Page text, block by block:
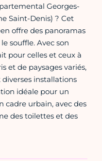
Georges-
Saint-Denis) ? Cet
offre des panoramas
souffle. Avec son
pour celles et ceux à
et de paysages variés,
installations
idéale pour un
cadre urbain, avec des
des toilettes et des